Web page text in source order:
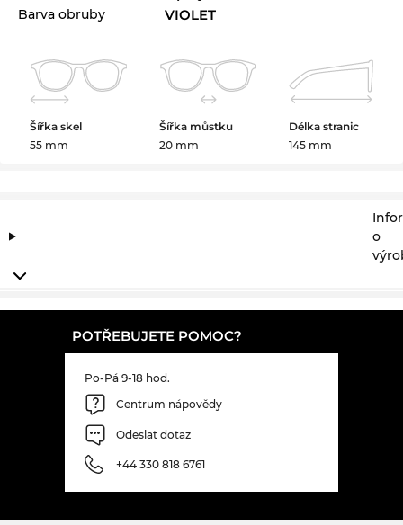
Barva obruby VIOLET
Šířka skel
55 mm
Šířka můstku
20 mm
Délka stranic
145 mm
o
POTŘEBUJETE POMOC?
Po-Pá 9-18 hod.
Centrum nápovědy
Odeslat dotaz
+44 330 818 6761